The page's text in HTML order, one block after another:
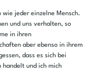
wie jeder einzelne Mensch.
und uns verhalten, so
in ihren
aber ebenso in ihrem
dass es sich bei
handelt und ich mich